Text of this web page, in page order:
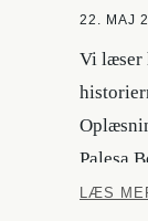
22. MAJ
Vi læser
Palesa
LÆS